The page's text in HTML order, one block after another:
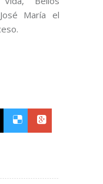
María el